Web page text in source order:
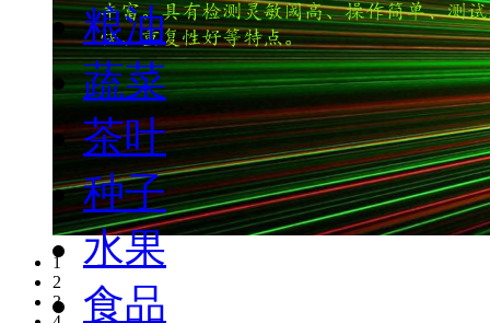
1
2
3
粮油
蔬菜
茶叶
种子
水果
食品